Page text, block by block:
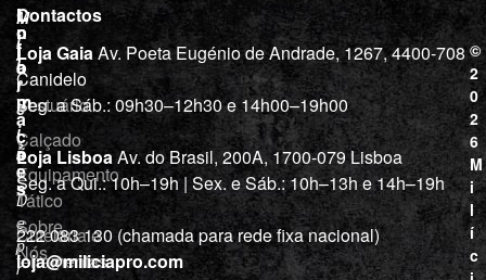
M
i
l
í
c
i
a
“
D
e
p
r
L
o
j
a
Vestuário
Calçado
Equipamento
Tático
Cutelaria e
ferramentas
I
n
f
o
r
m
a
ç
õ
e
s
Sobre
Nós
Contactos
Loja GaiaAv. Poeta Eugénio de Andrade, 1267, 4400-708
Canidelo
Seg. a Sáb.: 09h30–12h30 e 14h00–19h00
Loja LisboaAv. do Brasil, 200A, 1700-079 Lisboa
Seg. a Qui.: 10h–19h | Sex. e Sáb.: 10h–13h e 14h–19h
222 083 130 (chamada para rede fixa nacional)
loja@miliciapro.com
©
2
0
2
6
M
i
l
í
c